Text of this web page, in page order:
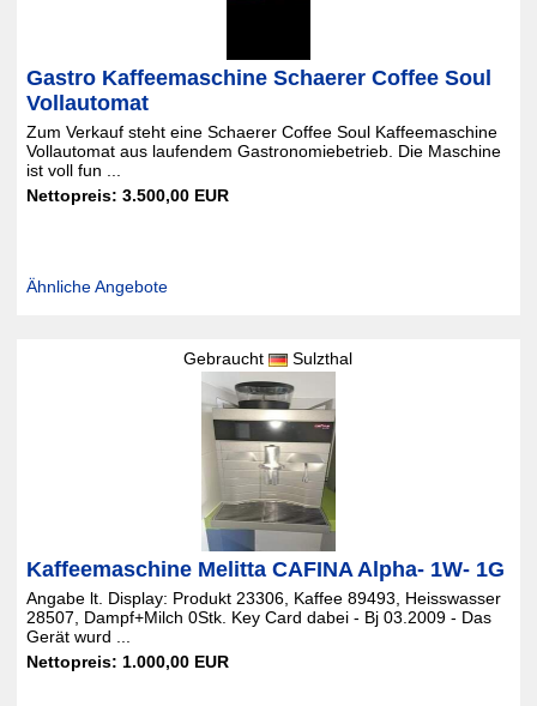
Gastro Kaffeemaschine Schaerer Coffee Soul
Vollautomat
Zum Verkauf steht eine Schaerer Coffee Soul Kaffeemaschine
Vollautomat aus laufendem Gastronomiebetrieb. Die Maschine
ist voll fun ...
Nettopreis: 3.500,00 EUR
Ähnliche Angebote
Gebraucht Sulzthal
Kaffeemaschine Melitta CAFINA Alpha- 1W- 1G
Angabe lt. Display: Produkt 23306, Kaffee 89493, Heisswasser
28507, Dampf+Milch 0Stk. Key Card dabei - Bj 03.2009 - Das
Gerät wurd ...
Nettopreis: 1.000,00 EUR